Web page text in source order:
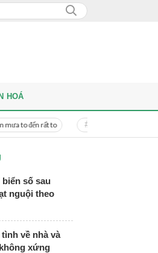
rất to Danh tính người phụ nữ bị bạn
HOÁ
biển số sau
nguội theo
về nhà và
xứng